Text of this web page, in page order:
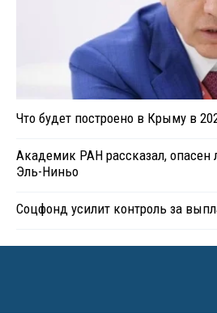
Что будет построено в Крыму в
Академик РАН рассказал, опасен
Эль-Ниньо
Соцфонд усилит контроль за